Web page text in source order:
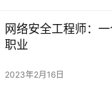
网络安全工程师：
职业
2023年2月16日